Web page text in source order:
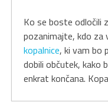
Ko se boste odločili
pozanimajte, kdo za
kopalnice, ki vam bo
dobili občutek, kako
enkrat končana.